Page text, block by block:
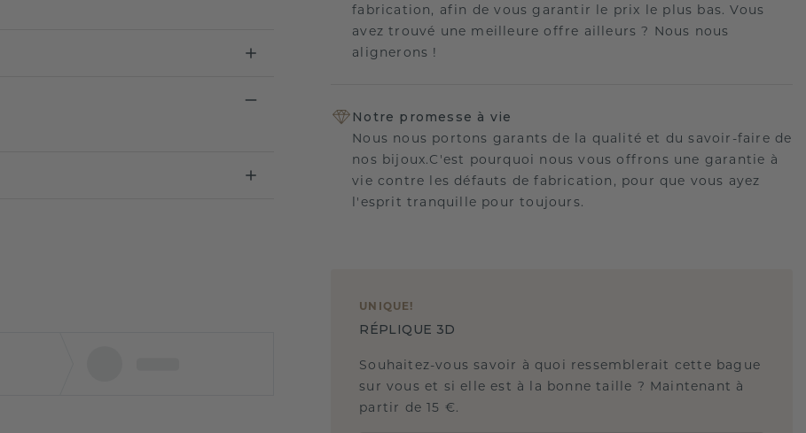
fabrication, afin de vous garantir le prix le plus bas. Vous
avez trouvé une meilleure offre ailleurs ? Nous nous
alignerons !
Notre promesse à vie
Nous nous portons garants de la qualité et du savoir-faire de
nos bijoux.C'est pourquoi nous vous offrons une garantie à
vie contre les défauts de fabrication, pour que vous ayez
l'esprit tranquille pour toujours.
UNIQUE !
RÉPLIQUE 3D
Souhaitez-vous savoir à quoi ressemblerait cette bague
sur vous et si elle est à la bonne taille ? Maintenant à
partir de 15 €.